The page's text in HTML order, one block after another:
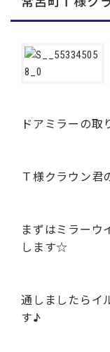
ドアミラーの取
Ｔ様クラウン君
まずはミラーウ
します☆
通しましたらイ
す♪